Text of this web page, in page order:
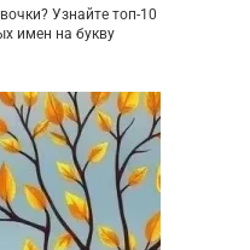
Узнайте топ-10
имен на букву